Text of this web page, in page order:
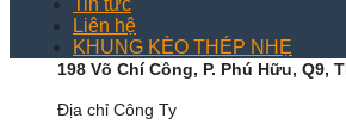
198 Võ Chí Công, P. Phú Hữu, Q9,
Địa chỉ Công Ty
Tin tức
Liên hệ
KHUNG KÈO THÉP NHẸ